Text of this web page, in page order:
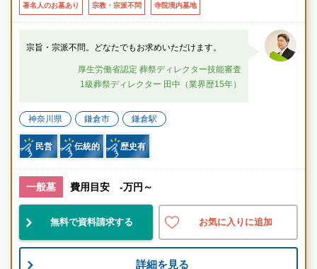
著名人のお墓あり 宗教・宗派不問 寺院境内墓地
宗旨・宗派不問。どなたでもお求めいただけます。
厚生労働省認定 葬祭ディレクター技能審査
1級葬祭ディレクター 田中（業界歴15年）
神奈川県 鎌倉市 鎌倉駅
民営 伝統的 歴史有
一般墓 費用目安 -万円～
無料で資料請求する お気に入りに追加
詳細を見る